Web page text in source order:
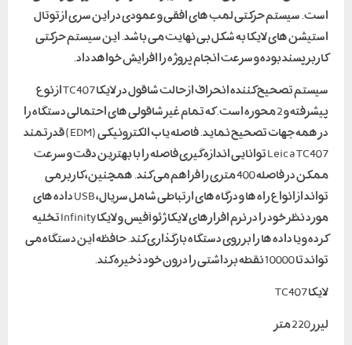
است. سیستم حرکتی لمب های افقی و عمودی در این سری از توتال
استیشن های لایکا به شکل بی نهایت می باشد. این سیستم حرکتی
کاربر پسند بوده و سرعت انجام پروژه را افزایش خواهد داد.
سیستم تصحیح کننده انحراف از حالت شاقول در لایکا TC407 از نوع
پیشرفته و 2 محوره است. که تمام غیر شاقولی های احتمالی دستگاه را
در همه جهات تصحیح نماید. فاصله یاب الکترونیکی (EDM) قدرتمند
Leica TC407 توانایی اندازه گیری فاصله را با بهترین دقت و سرعت
ممکن در فاصله 400 متری را فراهم می کند. همچنین، کاربر می
تواند از انواع راه ها و درگاه های ارتباطی شامل سریال، USB داده های
مورد نظر خود را در نرم افزارهای لایکا ژئو آفیس و لایکا Infinity تخلیه
کرده و یا داده ها را بر روی دستگاه بارگذاری کند. حافظه این دستگاه می
تواند تا 10000 نقطه برداشتی را درون خود ذخیره کند.
لایکا TC407
لیزر 220 متر